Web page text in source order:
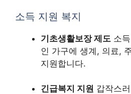
소득 지원 복지
기초생활보장 제도 소
인 가구에 생계, 의료,
지원합니다.
긴급복지 지원 갑작스